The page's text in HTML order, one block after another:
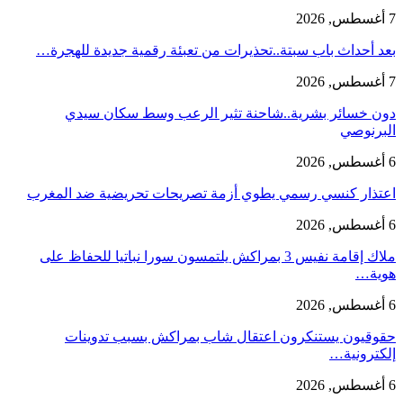
7 أغسطس, 2026
بعد أحداث باب سبتة..تحذيرات من تعبئة رقمية جديدة للهجرة…
7 أغسطس, 2026
دون خسائر بشرية..شاحنة تثير الرعب وسط سكان سيدي
البرنوصي
6 أغسطس, 2026
اعتذار كنسي رسمي يطوي أزمة تصريحات تحريضية ضد المغرب
6 أغسطس, 2026
ملاك إقامة نفيس 3 بمراكش يلتمسون سورا نباتيا للحفاظ على
هوية…
6 أغسطس, 2026
حقوقيون يستنكرون اعتقال شاب بمراكش بسبب تدوينات
إلكترونية…
6 أغسطس, 2026